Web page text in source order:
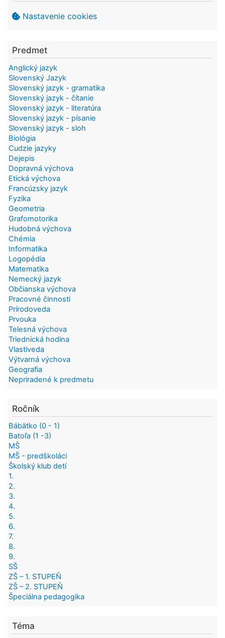
Nastavenie cookies
Predmet
Anglický jazyk
Slovenský Jazyk
Slovenský jazyk - gramatika
Slovenský jazyk - čítanie
Slovenský jazyk - literatúra
Slovenský jazyk - písanie
Slovenský jazyk - sloh
Biológia
Cudzie jazyky
Dejepis
Dopravná výchova
Etická výchova
Francúzsky jazyk
Fyzika
Geometria
Grafomotorika
Hudobná výchova
Chémia
Informatika
Logopédia
Matematika
Nemecký jazyk
Občianska výchova
Pracovné činnosti
Prírodoveda
Prvouka
Telesná výchova
Triednická hodina
Vlastiveda
Výtvarná výchova
Geografia
Nepriradené k predmetu
Ročník
Bábätko (0 - 1)
Batoľa (1 -3)
MŠ
MŠ - predškoláci
Školský klub detí
1.
2.
3.
4.
5.
6.
7.
8.
9.
SŠ
ZŠ – 1. STUPEŇ
ZŠ – 2. STUPEŇ
Špeciálna pedagogika
Téma